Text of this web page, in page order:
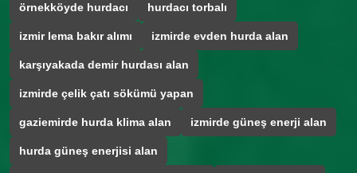
örnekköyde hurdacı hurdacı torbalı
izmir lema bakır alımı izmirde evden hurda alan
karşıyakada demir hurdası alan
izmirde çelik çatı sökümü yapan
gaziemirde hurda klima alan izmirde güneş enerji alan
hurda güneş enerjisi alan